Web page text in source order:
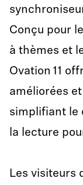
Conçu pour
à thèmes et
Ovation 11
améliorées
simplifiant le
la lecture
Les visiteurs